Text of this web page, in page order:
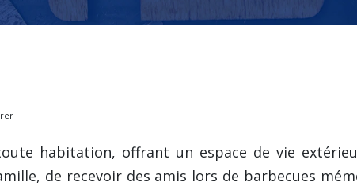
habitation, offrant un espace de vie
de recevoir des amis lors de barbecues